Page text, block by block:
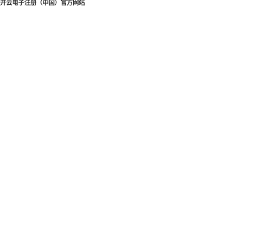
开云电子注册（中国）官方网站